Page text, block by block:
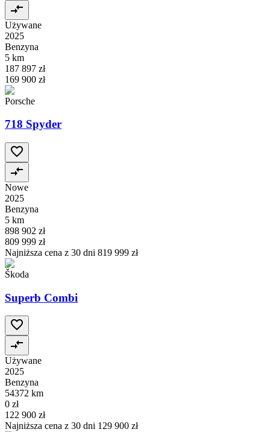
Używane
2025
Benzyna
5 km
187 897 zł
169 900 zł
Porsche
718 Spyder
Nowe
2025
Benzyna
5 km
898 902 zł
809 999 zł
Najniższa cena z 30 dni 819 999 zł
Škoda
Superb Combi
Używane
2025
Benzyna
54372 km
0 zł
122 900 zł
Najniższa cena z 30 dni 129 900 zł